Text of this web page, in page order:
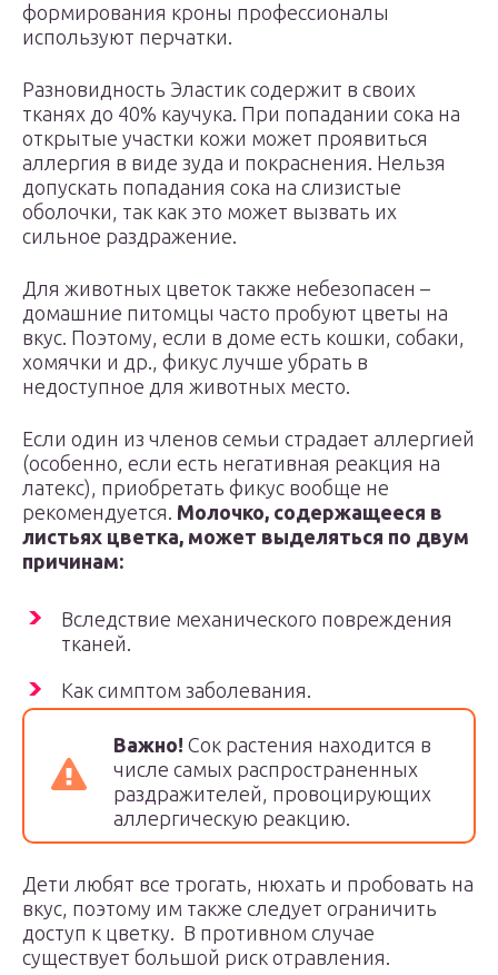
формирования кроны профессионалы
используют перчатки.
Разновидность Эластик содержит в своих
тканях до 40% каучука. При попадании сока на
открытые участки кожи может проявиться
аллергия в виде зуда и покраснения. Нельзя
допускать попадания сока на слизистые
оболочки, так как это может вызвать их
сильное раздражение.
Для животных цветок также небезопасен –
домашние питомцы часто пробуют цветы на
вкус. Поэтому, если в доме есть кошки, собаки,
хомячки и др., фикус лучше убрать в
недоступное для животных место.
Если один из членов семьи страдает аллергией
(особенно, если есть негативная реакция на
латекс), приобретать фикус вообще не
рекомендуется. Молочко, содержащееся в
листьях цветка, может выделяться по двум
причинам:
Вследствие механического повреждения
тканей.
Как симптом заболевания.
Важно! Сок растения находится в
числе самых распространенных
раздражителей, провоцирующих
аллергическую реакцию.
Дети любят все трогать, нюхать и пробовать на
вкус, поэтому им также следует ограничить
доступ к цветку. В противном случае
существует большой риск отравления.